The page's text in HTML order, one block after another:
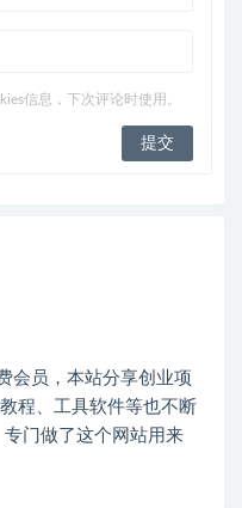
信息，下次评论时使用。
会员，本站分享创业项
程、工具软件等也不断
门做了这个网站用来